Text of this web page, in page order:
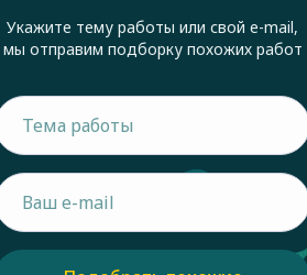
Укажите тему работы или свой e-mail,
мы отправим подборку похожих работ